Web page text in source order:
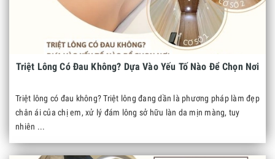
Triệt Lông Có Đau Không? Dựa Vào Yếu Tố Nào Để Chọn Nơi
Triệt lông có đau không? Triệt lông đang dần là phương pháp làm đẹp
chân ái của chị em, xử lý đám lông sở hữu làn da mịn màng, tuy
nhiên ...